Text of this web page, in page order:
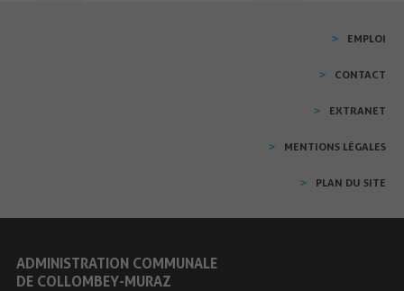
EMPLOI
CONTACT
EXTRANET
MENTIONS LÉGALES
PLAN DU SITE
ADMINISTRATION COMMUNALE
DE COLLOMBEY-MURAZ